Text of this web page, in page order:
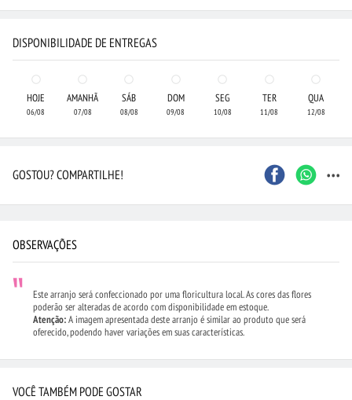
DISPONIBILIDADE DE ENTREGAS
HOJE
06/08
AMANHÃ
07/08
SÁB
08/08
DOM
09/08
SEG
10/08
TER
11/08
QUA
12/08
GOSTOU? COMPARTILHE! ...
OBSERVAÇÕES
Este arranjo será confeccionado por uma floricultura local. As cores das flores
poderão ser alteradas de acordo com disponibilidade em estoque.
Atenção:A imagem apresentada deste arranjo é similar ao produto que será
oferecido, podendo haver variações em suas características.
VOCÊ TAMBÉM PODE GOSTAR